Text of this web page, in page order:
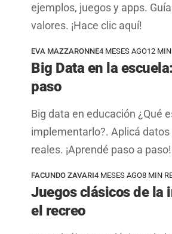
ejemplos, juegos y apps.
valores. ¡Hace clic aquí!
EVA MAZZARONNE4 MESES AGO12 MIN
Big Data en la
paso
Big data en educación ¿Qué
implementarlo?. Aplicá
reales. ¡Aprendé paso a paso!
FACUNDO ZAVARI4 MESES AGO8 MIN
Juegos clásicos de la
el recreo